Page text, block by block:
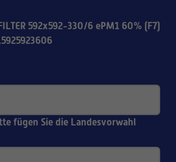
592x592-330/6 ePM1 60% (F7)
fügen Sie die Landesvorwahl